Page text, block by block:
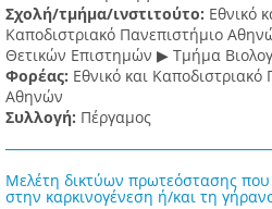
Σχολή/τμήμα/ινστιτούτο: Εθνικό
Καποδιστριακό Πανεπιστήμιο
Θετικών Επιστημών ▶ Τμήμα
Φορέας: Εθνικό και Καποδιστριακό
Αθηνών
Συλλογή: Πέργαμος
Μελέτη δικτύων πρωτεόστασης που
στην καρκινογένεση ή/και τη